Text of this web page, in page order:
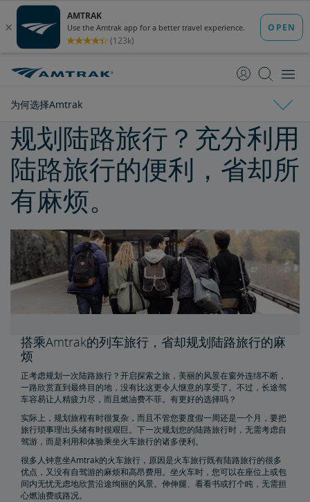
至
至
为何选择Amtrak
为何选择Amtrak
运动套装
购买火车票前往Seattle
购买火车票前往Philadelphia
独一无二的Amtrak体验
既能享受最舒适的陆路旅行体验，又能避免各种麻烦
浪漫周末列车之旅
尽情享受您的下一次周末假期
搭乘Amtrak列车深入探索美国
规划陆路旅行？充分利用
陆路旅行的便利，省却所
有麻烦。
搭乘Amtrak的列车旅行，省却规划陆路旅行的麻
烦
正考虑规划一次陆路旅行？开启探索之旅，美丽的风景在窗外连绵不断，
一路欣赏直到最终目的地，没有比这更令人惬意的享受了。不过，长途驾
车容易让人精疲力尽，而且燃油费不菲。有更好的选择吗？
实际上，规划旅程有时很复杂，而且不管您要度假一周还是一个月，要把
旅行琐事理出头绪有时很艰巨。下一次规划您的陆路旅行时，无需考虑自
驾游，而是利用和体验乘坐火车旅行的诸多便利。
很多人钟意坐Amtrak的火车旅行，原因是火车旅行既有陆路旅行的很多
优点，又没有自驾游的麻烦和高昂费用。坐火车时，您可以在座位上或包
间内无忧无虑地欣赏沿途绚丽的风景。伸伸腿、看看书或打个盹，无需担
心燃油费或路况。